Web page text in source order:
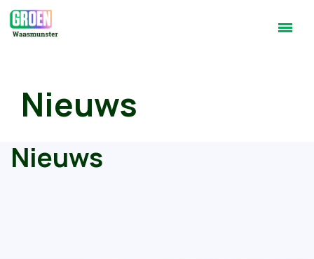
Nieuws
Nieuws